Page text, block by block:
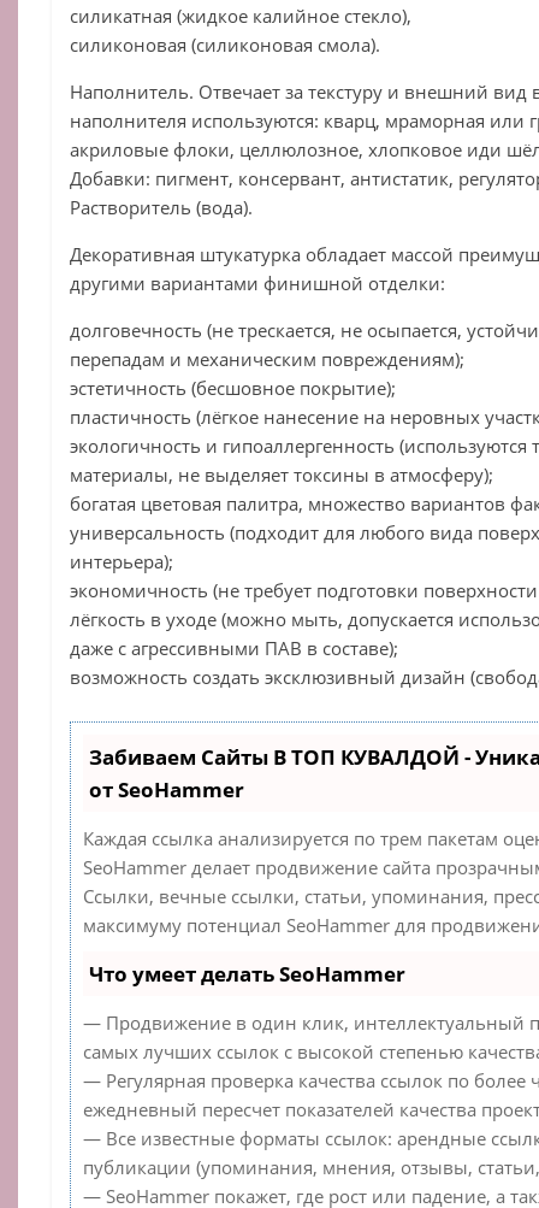
силикатная (жидкое калийное стекло),
силиконовая (силиконовая смола).
Наполнитель. Отвечает за текстуру и внешний вид
наполнителя используются: кварц, мраморная или
акриловые флоки, целлюлозное, хлопковое иди
Добавки: пигмент, консервант, антистатик,
Растворитель (вода).
Декоративная штукатурка обладает массой
другими вариантами финишной отделки:
долговечность (не трескается, не осыпается,
перепадам и механическим повреждениям);
эстетичность (бесшовное покрытие);
пластичность (лёгкое нанесение на неровных
экологичность и гипоаллергенность (используются
материалы, не выделяет токсины в атмосферу);
богатая цветовая палитра, множество вариантов
универсальность (подходит для любого вида
интерьера);
экономичность (не требует подготовки
лёгкость в уходе (можно мыть, допускается
даже с агрессивными ПАВ в составе);
возможность создать эксклюзивный дизайн
Забиваем Сайты В ТОП КУВАЛДОЙ -
от SeoHammer
Каждая ссылка анализируется по трем пакетам
SeoHammer делает продвижение сайта
Ссылки, вечные ссылки, статьи, упоминания,
максимуму потенциал SeoHammer для
Что умеет делать SeoHammer
— Продвижение в один клик, интеллектуальный
самых лучших ссылок с высокой степенью
— Регулярная проверка качества ссылок по более
ежедневный пересчет показателей качества
— Все известные форматы ссылок: арендные
публикации (упоминания, мнения, отзывы,
— SeoHammer покажет, где рост или падение, а